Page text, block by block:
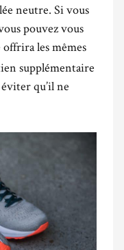
neutre. Si vous
pouvez vous
offrira les mêmes
supplémentaire
qu’il ne